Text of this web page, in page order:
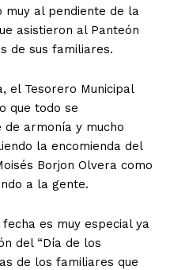
muy al pendiente de la
asistieron al Panteón
de sus familiares.
el Tesorero Municipal
que todo se
armonía y mucho
la encomienda del
Borjon Olvera como
a la gente.
es muy especial ya
del “Día de los
de los familiares que